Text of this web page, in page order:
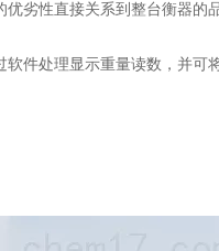
劣性直接关系到整台衡器的
件处理显示重量读数，并可